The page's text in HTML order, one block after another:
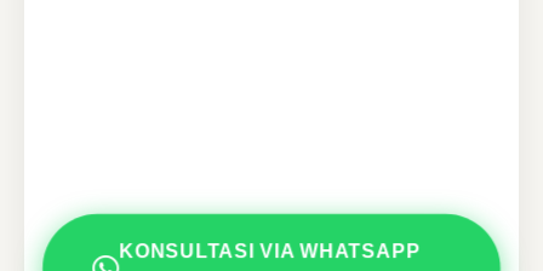
KONSULTASI VIA WHATSAPP